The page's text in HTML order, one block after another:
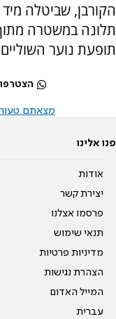
הקורבן, שביטלה
תלונה במשטרה
תופעת נוער
מצאתם טעות
פנו אלינו
אודות
יצירת קשר
פרסמו אצלנו
תנאי שימוש
מדיניות פרטיות
הצהרת נגישות
המייל האדום
עברית